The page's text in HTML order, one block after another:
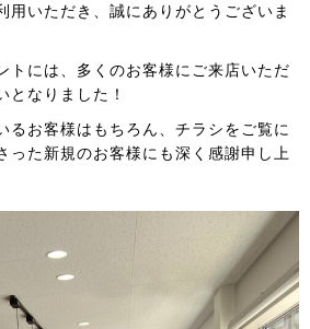
用いただき、誠にありがとうございま
トには、多くのお客様にご来店いただ
となりました！
るお客様はもちろん、チラシをご覧に
った新規のお客様にも深く感謝申し上